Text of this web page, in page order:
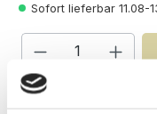
Sofort lieferbar 11.08-
Produkt